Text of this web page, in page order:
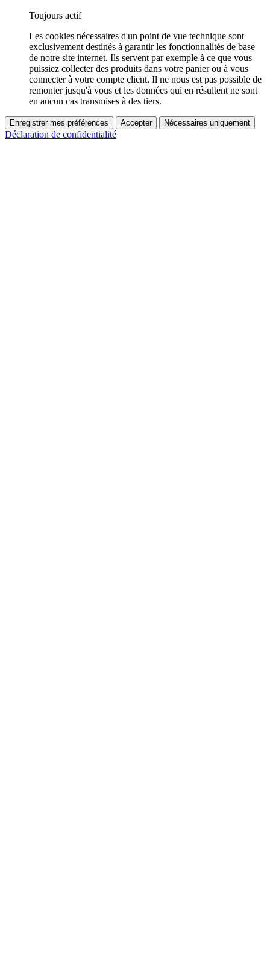
Toujours actif
Les cookies nécessaires d'un point de vue technique sont
exclusivement destinés à garantir les fonctionnalités de base
de notre site internet. Ils servent par exemple à ce que vous
puissiez collecter des produits dans votre panier ou à vous
connecter à votre compte client. Il ne nous est pas possible de
remonter jusqu'à vous et les données qui en résultent ne sont
en aucun cas transmises à des tiers.
Enregistrer mes préférences Accepter Nécessaires uniquement
Déclaration de confidentialité